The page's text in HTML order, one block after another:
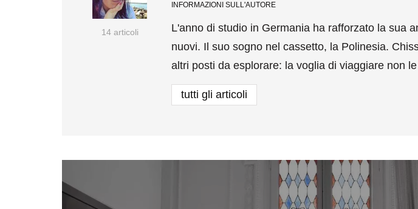
14 articoli
INFORMAZIONI SULL'AUTORE
L'anno di studio in Germania ha rafforzato la sua
nuovi. Il suo sogno nel cassetto, la Polinesia.
altri posti da esplorare: la voglia di viaggiare non
tutti gli articoli